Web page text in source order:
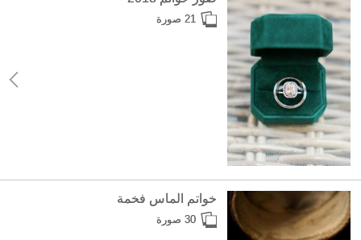
21 صورة
خواتم الماس فخمة
30 صورة